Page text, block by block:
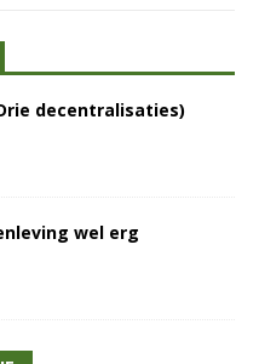
decentralisaties)
wel erg